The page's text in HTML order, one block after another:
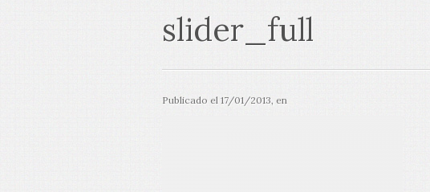
slider_full
Publicado el 17/01/2013, en